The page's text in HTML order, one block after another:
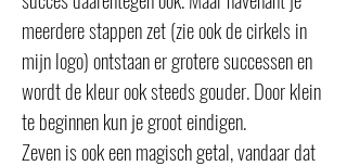
meerdere stappen zet (zie ook de cirkels in
mijn logo) ontstaan er grotere successen en
wordt de kleur ook steeds gouder. Door klein
te beginnen kun je groot eindigen.
Zeven is ook een magisch getal, vandaar dat